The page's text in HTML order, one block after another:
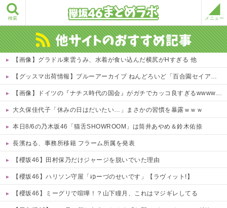
検索 メニュー
【画像】グラドル東雲うみ、水着が食い込んだ横尻がHすぎる 他
【グッスマ出荷情報】ブルーアーカイブ ねんどろいど「百合園セイア」「竜華キサキ」「早瀬ユウカ(再販)」ほか【発売日決定】
【画像】ドイツの『ナチス時代の国会』がガチでカッコ良すぎるwwwwwww
大久保佳代子「休みの日はだいたい…」まさかの習慣を暴露ｗｗｗ
本日8/6の乃木坂46「猫舌SHOWROOM」は筒井あやめ＆鈴木佑捺
長濱ねる、事務所移籍 フラーム所属を発表
【櫻坂46】田村保乃だけジャージを脱いでいた理由
【櫻坂46】ハリソン守屋「ゆーづのせいです」【ラヴィット!】
【櫻坂46】ミーグリで喧嘩！？山下瞳月、これはマジギレしてる